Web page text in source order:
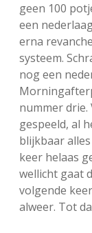
geen 100
een
erna
systeem.
nog een
nummer
gespeeld, al
blijkbaar
keer helaas
wellicht gaat
volgende
alweer. Tot